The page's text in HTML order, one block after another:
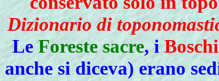
Dizionario di
LeForeste sacre, i
anche si diceva) erano